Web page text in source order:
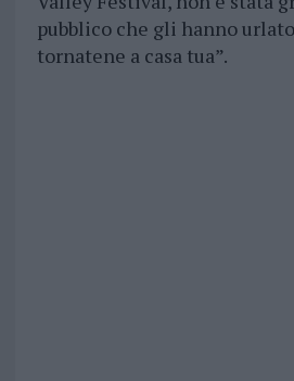
pubblico che gli hanno urlato
tornatene a casa tua”.